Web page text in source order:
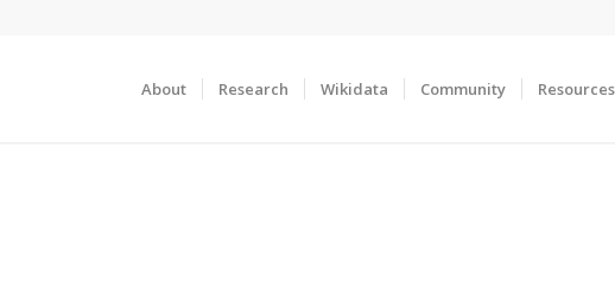
About Research Wikidata Community Resources